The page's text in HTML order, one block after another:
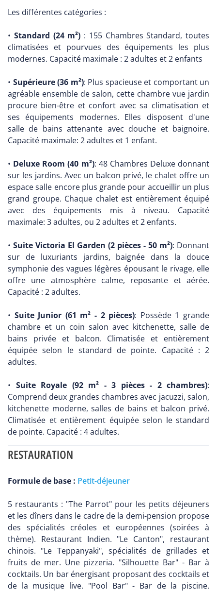
Les différentes catégories :
• Standard (24 m²) : 155 Chambres Standard, toutes
climatisées et pourvues des équipements les plus
modernes. Capacité maximale : 2 adultes et 2 enfants
• Supérieure (36 m²): Plus spacieuse et comportant un
agréable ensemble de salon, cette chambre vue jardin
procure bien-être et confort avec sa climatisation et
ses équipements modernes. Elles disposent d'une
salle de bains attenante avec douche et baignoire.
Capacité maximale: 2 adultes et 1 enfant.
• Deluxe Room (40 m²): 48 Chambres Deluxe donnant
sur les jardins. Avec un balcon privé, le chalet offre un
espace salle encore plus grande pour accueillir un plus
grand groupe. Chaque chalet est entièrement équipé
avec des équipements mis à niveau. Capacité
maximale: 3 adultes, ou 2 adultes et 2 enfants.
• Suite Victoria El Garden (2 pièces - 50 m²): Donnant
sur de luxuriants jardins, baignée dans la douce
symphonie des vagues légères épousant le rivage, elle
offre une atmosphère calme, reposante et aérée.
Capacité : 2 adultes.
• Suite Junior (61 m² - 2 pièces): Possède 1 grande
chambre et un coin salon avec kitchenette, salle de
bains privée et balcon. Climatisée et entièrement
équipée selon le standard de pointe. Capacité : 2
adultes.
• Suite Royale (92 m² - 3 pièces - 2 chambres):
Comprend deux grandes chambres avec jacuzzi, salon,
kitchenette moderne, salles de bains et balcon privé.
Climatisée et entièrement équipée selon le standard
de pointe. Capacité : 4 adultes.
RESTAURATION
Formule de base : Petit-déjeuner
5 restaurants : "The Parrot" pour les petits déjeuners
et les dîners dans le cadre de la demi-pension propose
des spécialités créoles et européennes (soirées à
thème). Restaurant Indien. "Le Canton", restaurant
chinois. "Le Teppanyaki", spécialités de grillades et
fruits de mer. Une pizzeria. "Silhouette Bar" - Bar à
cocktails. Un bar énergisant proposant des cocktails et
de la musique live. "Pool Bar" - Bar de la piscine.